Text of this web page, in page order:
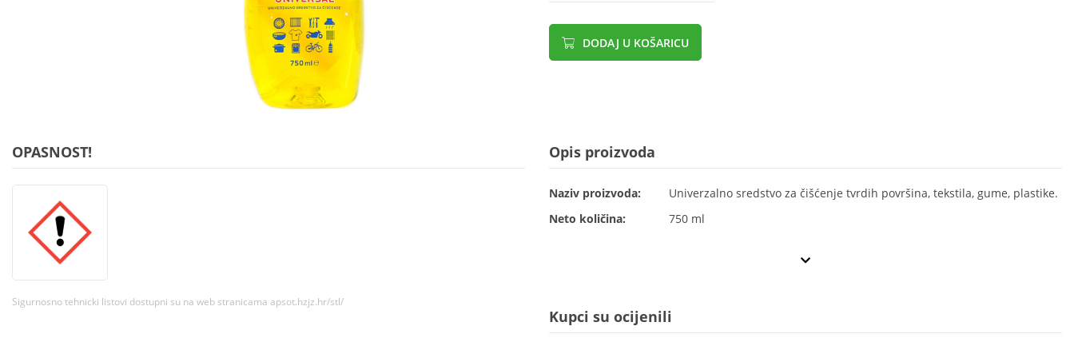
DODAJ U KOŠARICU
OPASNOST!
Sigurnosno tehnicki listovi dostupni su na web stranicama apsot.hzjz.hr/stl/
Opis proizvoda
Naziv proizvoda:
Univerzalno sredstvo za čišćenje tvrdih površina, tekstila, gume, plastike.
Neto količina:
750 ml
Kupci su ocijenili